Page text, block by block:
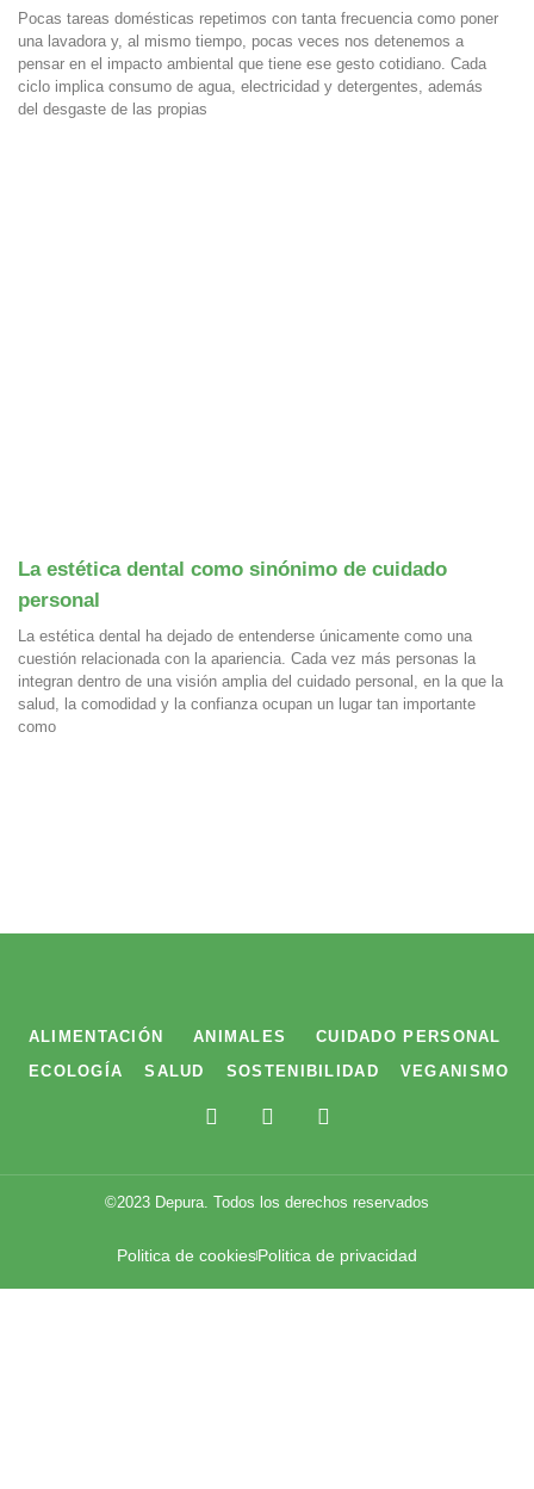
Pocas tareas domésticas repetimos con tanta frecuencia como poner
una lavadora y, al mismo tiempo, pocas veces nos detenemos a
pensar en el impacto ambiental que tiene ese gesto cotidiano. Cada
ciclo implica consumo de agua, electricidad y detergentes, además
del desgaste de las propias
La estética dental como sinónimo de cuidado
personal
La estética dental ha dejado de entenderse únicamente como una
cuestión relacionada con la apariencia. Cada vez más personas la
integran dentro de una visión amplia del cuidado personal, en la que la
salud, la comodidad y la confianza ocupan un lugar tan importante
como
ALIMENTACIÓN ANIMALES
CUIDADO PERSONAL
ECOLOGÍA
SALUD SOSTENIBILIDAD VEGANISMO
F
e
b
k
T
t
t
r
I
t
a
r
a
m
©2023 Depura. Todos los derechos reservados
Politica de cookiesPolitica de privacidad